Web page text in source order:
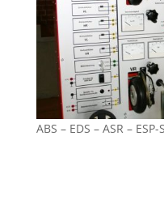
ABS – EDS – ASR –